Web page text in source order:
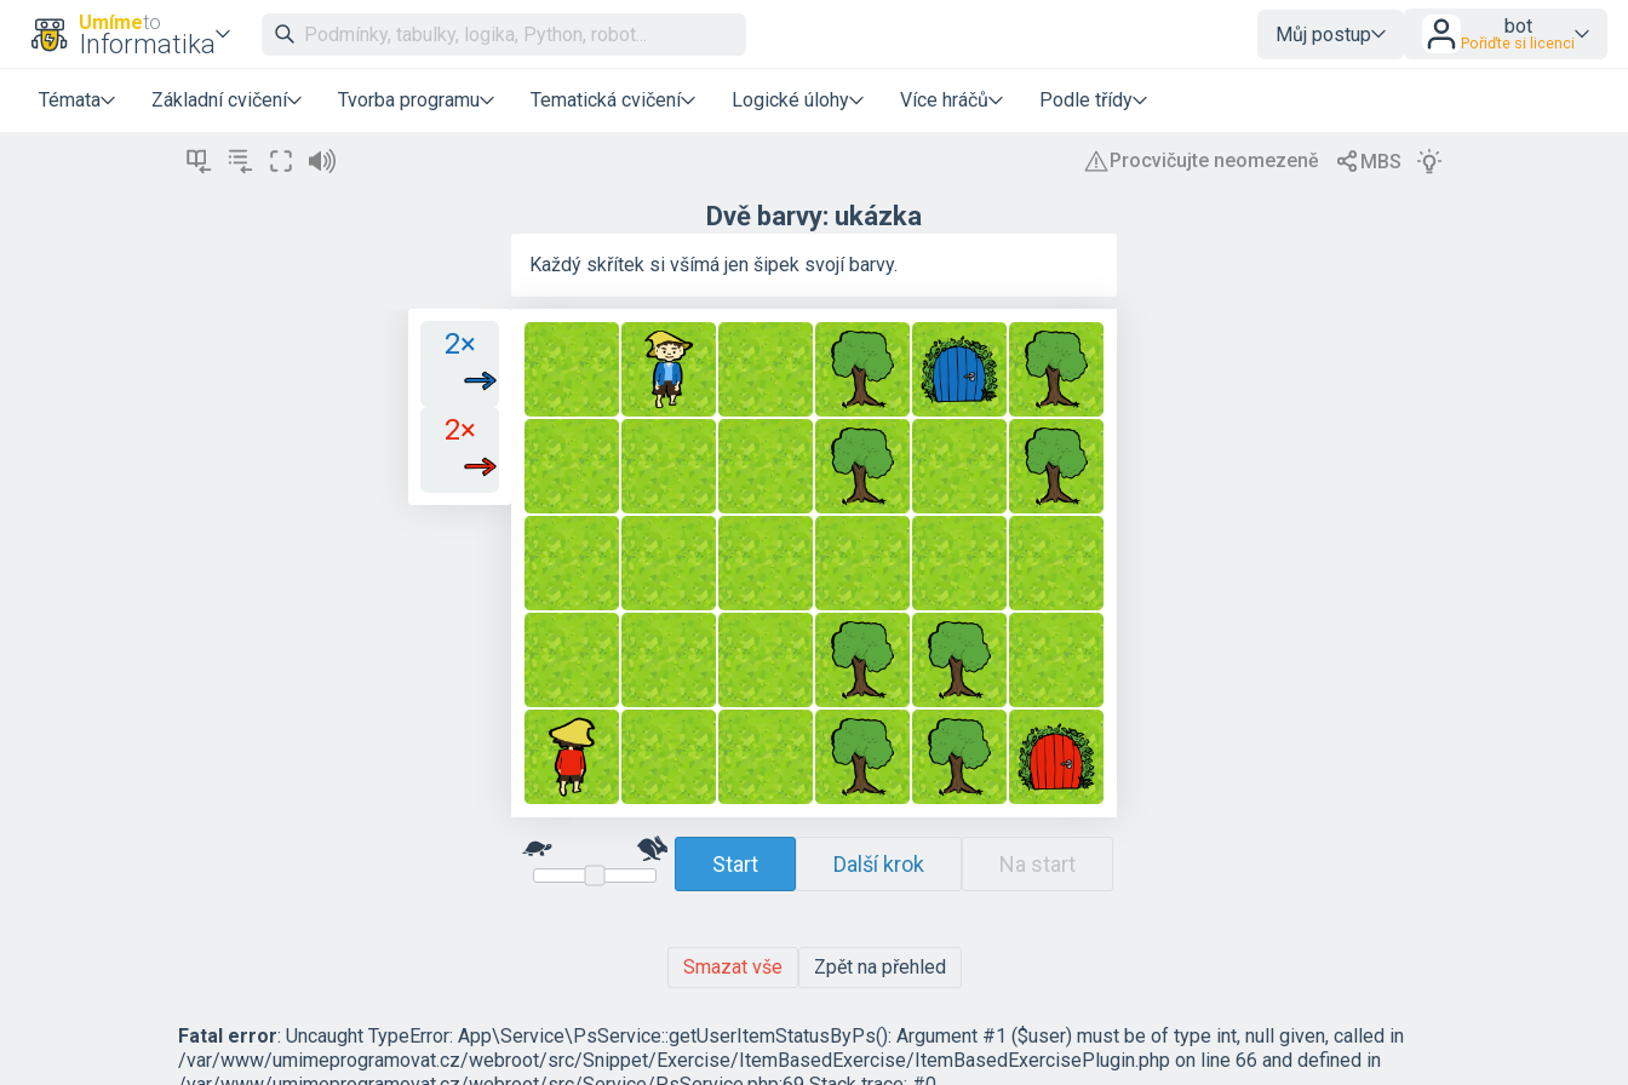
Umímeto
Informatika Můj postup bot
Pořiďte si licenci
Témata Základní cvičení Tvorba programu Tematická cvičení Logické úlohy Více hráčů Podle třídy
Dvě barvy: ukázka
Každý skřítek si všímá jen šipek svojí barvy.
2×
2×
Start Další krok Na start
Smazat vše Zpět na přehled
Fatal error: Uncaught TypeError: App\Service\PsService::getUserItemStatusByPs(): Argument #1 ($user) must be of type int, null given, called in
/var/www/umimeprogramovat.cz/webroot/src/Snippet/Exercise/ItemBasedExercise/ItemBasedExercisePlugin.php on line 66 and defined in